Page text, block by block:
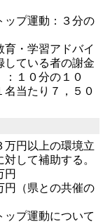
ップ運動：３分の
育・学習アドバイ
している者の謝金
：１０分の１０
名当たり７，５０
万円以上の環境立
して補助する。
円
円（県との共催の
ップ運動について